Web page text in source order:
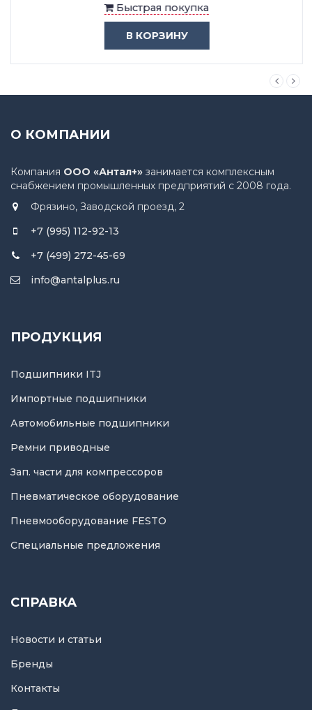
Быстрая покупка
В КОРЗИНУ
О КОМПАНИИ
Компания ООО «Антал+» занимается комплексным
снабжением промышленных предприятий с 2008 года.
Фрязино, Заводской проезд, 2
+7 (995) 112-92-13
+7 (499) 272-45-69
info@antalplus.ru
ПРОДУКЦИЯ
Подшипники ITJ
Импортные подшипники
Автомобильные подшипники
Ремни приводные
Зап. части для компрессоров
Пневматическое оборудование
Пневмооборудование FESTO
Специальные предложения
СПРАВКА
Новости и статьи
Бренды
Контакты